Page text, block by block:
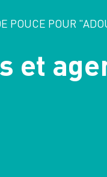
POUCE POUR
et